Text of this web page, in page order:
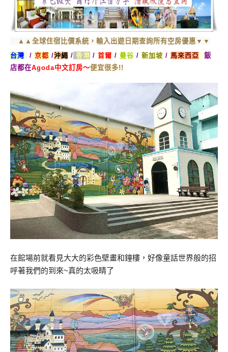
▲▲全球住宿比價系統，輸入出遊日期查詢所有空房優惠▼▼
台灣
/ 京都 /沖繩 / 香港 / 首爾 / 曼谷 / 新加坡 / 馬來西亞
飯
店都在Agoda中文訂房～便宜很多!!
在館場前就看見大大的彩色壁畫和鐘樓，好像童話世界般的招
呼著我們的到來~真的太吸睛了